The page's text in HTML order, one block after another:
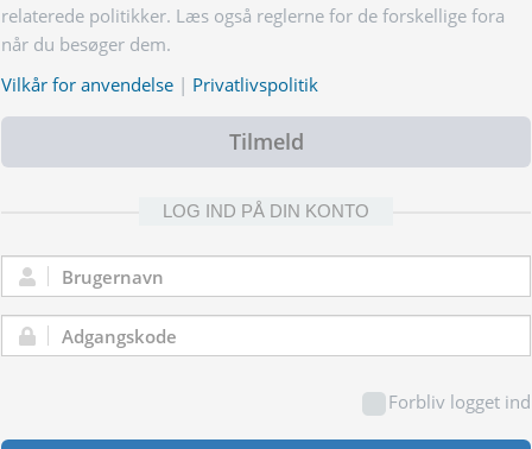
relaterede politikker. Læs også reglerne for de forskellige fora
når du besøger dem.
Vilkår for anvendelse | Privatlivspolitik
Tilmeld
LOG IND PÅ DIN KONTO
Brugernavn:
Adgangskode:
Forbliv logget ind